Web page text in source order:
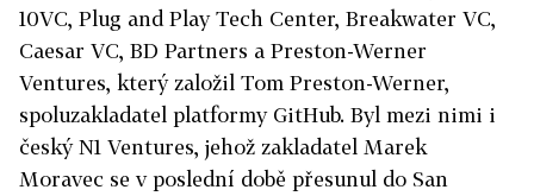
10VC, Plug and Play Tech Center, Breakwater VC,
Caesar VC, BD Partners a Preston-Werner
Ventures, který založil Tom Preston-Werner,
spoluzakladatel platformy GitHub. Byl mezi nimi i
český N1 Ventures, jehož zakladatel Marek
Moravec se v poslední době přesunul do San